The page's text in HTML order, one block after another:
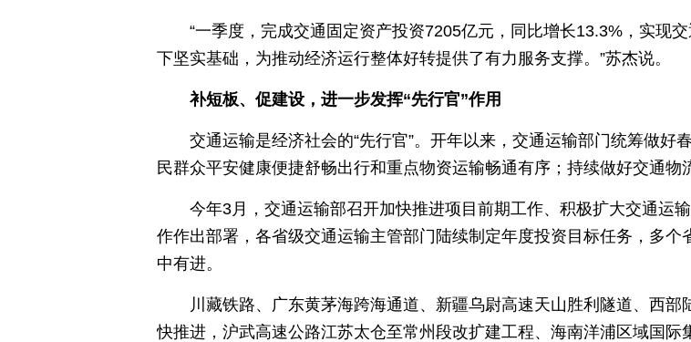
“一季度，完成交通固定资产投资7205亿元，同比增长13.3%，实现
下坚实基础，为推动经济运行整体好转提供了有力服务支撑。”苏杰说。
补短板、促建设，进一步发挥“先行官”作用
交通运输是经济社会的“先行官”。开年以来，交通运输部门统筹做好
民群众平安健康便捷舒畅出行和重点物资运输畅通有序；持续做好交通物
今年3月，交通运输部召开加快推进项目前期工作、积极扩大交通运
作作出部署，各省级交通运输主管部门陆续制定年度投资目标任务，多
中有进。
川藏铁路、广东黄茅海跨海通道、新疆乌尉高速天山胜利隧道、西
快推进，沪武高速公路江苏太仓至常州段改扩建工程、海南洋浦区域国